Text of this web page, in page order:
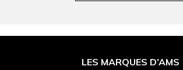
LES MARQUES D’AMS